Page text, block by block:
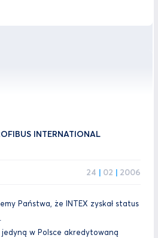
INTERNATIONAL
24 | 02 | 2006
Państwa, że INTEX zyskał status
w Polsce akredytowaną